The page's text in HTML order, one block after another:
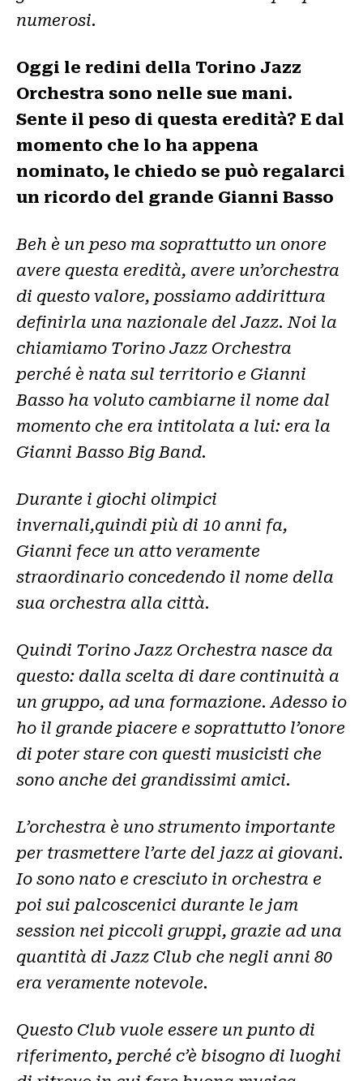
numerosi.
Oggi le redini della Torino Jazz
Orchestra sono nelle sue mani.
Sente il peso di questa eredità? E dal
momento che lo ha appena
nominato, le chiedo se può regalarci
un ricordo del grande Gianni Basso
Beh è un peso ma soprattutto un onore
avere questa eredità, avere un’orchestra
di questo valore, possiamo addirittura
definirla una nazionale del Jazz. Noi la
chiamiamo Torino Jazz Orchestra
perché è nata sul territorio e Gianni
Basso ha voluto cambiarne il nome dal
momento che era intitolata a lui: era la
Gianni Basso Big Band.
Durante i giochi olimpici
invernali,quindi più di 10 anni fa,
Gianni fece un atto veramente
straordinario concedendo il nome della
sua orchestra alla città.
Quindi Torino Jazz Orchestra nasce da
questo: dalla scelta di dare continuità a
un gruppo, ad una formazione. Adesso io
ho il grande piacere e soprattutto l’onore
di poter stare con questi musicisti che
sono anche dei grandissimi amici.
L’orchestra è uno strumento importante
per trasmettere l’arte del jazz ai giovani.
Io sono nato e cresciuto in orchestra e
poi sui palcoscenici durante le jam
session nei piccoli gruppi, grazie ad una
quantità di Jazz Club che negli anni 80
era veramente notevole.
Questo Club vuole essere un punto di
riferimento, perché c’è bisogno di luoghi